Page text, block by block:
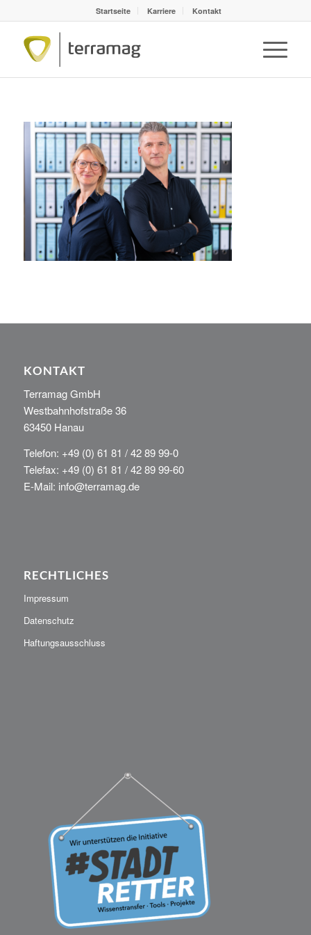
Startseite Karriere Kontakt
KONTAKT
Terramag GmbH
Westbahnhofstraße 36
63450 Hanau
Telefon: +49 (0) 61 81 / 42 89 99-0
Telefax: +49 (0) 61 81 / 42 89 99-60
E-Mail: info@terramag.de
RECHTLICHES
Impressum
Datenschutz
Haftungsausschluss